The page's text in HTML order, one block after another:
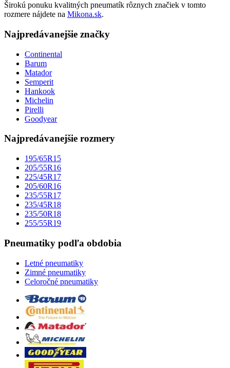
Širokú ponuku kvalitných pneumatík rôznych značiek v tomto
rozmere nájdete na Mikona.sk.
Najpredávanejšie značky
Continental
Barum
Matador
Semperit
Hankook
Michelin
Pirelli
Goodyear
Najpredávanejšie rozmery
195/65R15
205/55R16
225/45R17
205/60R16
235/55R17
235/45R18
235/50R18
255/55R19
Pneumatiky podľa obdobia
Letné pneumatiky
Zimné pneumatiky
Celoročné pneumatiky